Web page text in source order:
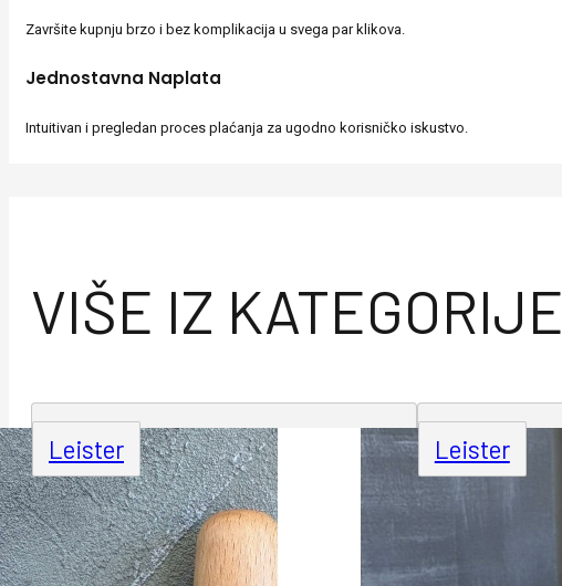
Završite kupnju brzo i bez komplikacija u svega par klikova.
Jednostavna Naplata
Intuitivan i pregledan proces plaćanja za ugodno korisničko iskustvo.
VIŠE IZ KATEGORIJE
Leister Leister